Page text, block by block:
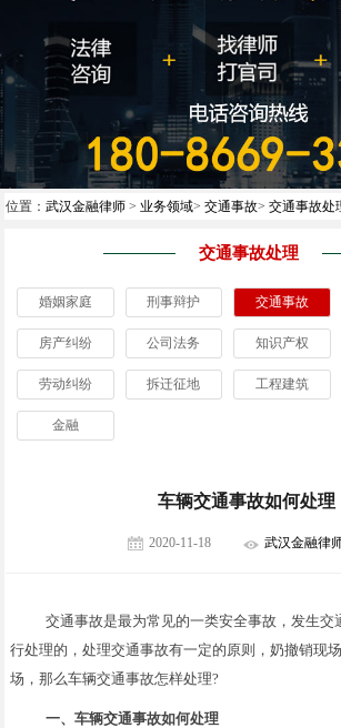
位置： 武汉金融律师 > 业务领域> 交通事故> 交通事故处
交通事故处理
婚姻家庭 刑事辩护 交通事故
房产纠纷 公司法务 知识产权
劳动纠纷 拆迁征地 工程建筑
金融
车辆交通事故如何处理
2020-11-18 武汉金融律
交通事故是最为常见的一类安全事故，发生交
行处理的，处理交通事故有一定的原则，奶撤销现
场，那么车辆交通事故怎样处理?
一、车辆交通事故如何处理